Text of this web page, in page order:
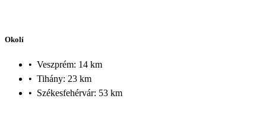
Okolí
• Veszprém: 14 km
• Tihány: 23 km
• Székesfehérvár: 53 km